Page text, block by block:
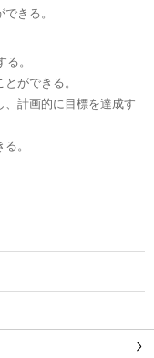
きる。
。
ができる。
計画的に目標を達成す
。